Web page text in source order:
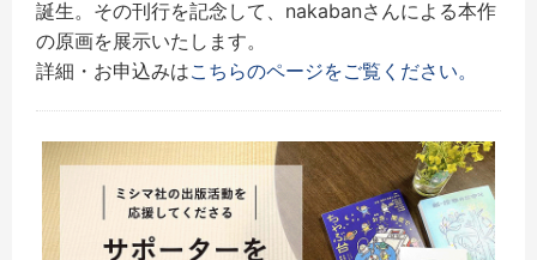
誕生。その刊行を記念して、nakabanさんによる本作
の原画を展示いたします。
詳細・お申込みはこちらのページをご覧ください。